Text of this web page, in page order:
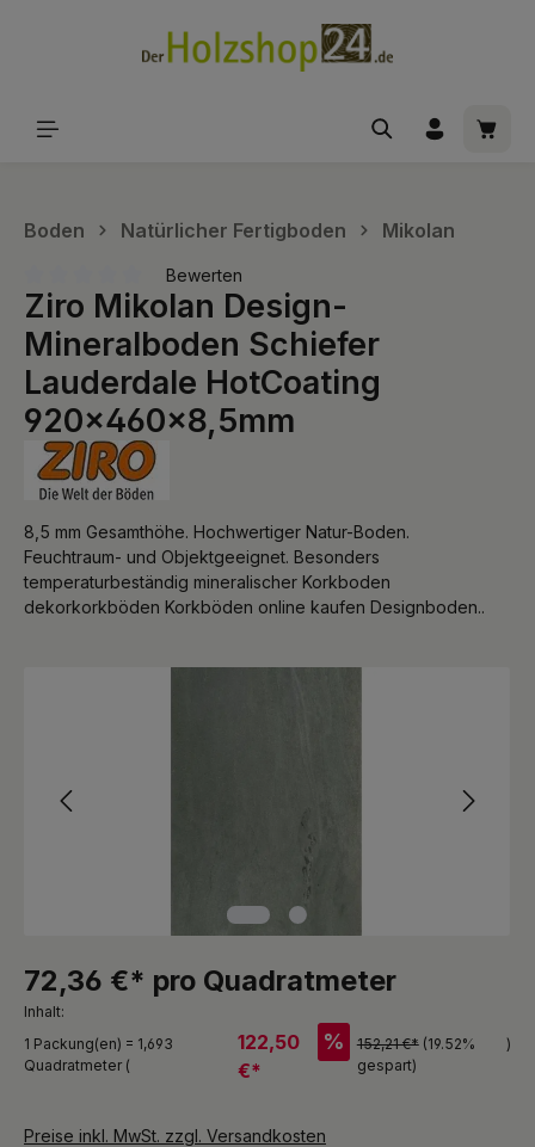
Boden Natürlicher Fertigboden Mikolan
Durchschnittliche Bewertung von 0 von 5 Sternen
Bewerten
Ziro Mikolan Design-
Mineralboden Schiefer
Lauderdale HotCoating
920x460x8,5mm
8,5 mm Gesamthöhe. Hochwertiger Natur-Boden.
Feuchtraum- und Objektgeeignet. Besonders
temperaturbeständig mineralischer Korkboden
dekorkorkböden Korkböden online kaufen Designboden..
72,36 €* pro Quadratmeter
Inhalt:
1 Packung(en) = 1,693
Quadratmeter (
122,50
€*
% 152,21 €* (19.52%
gespart)
)
Preise inkl. MwSt. zzgl. Versandkosten